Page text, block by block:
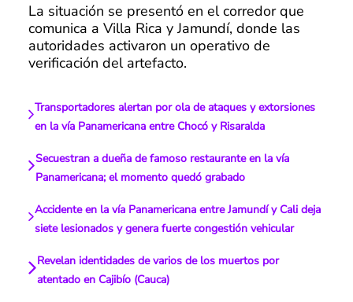
La situación se presentó en el corredor que
comunica a Villa Rica y Jamundí, donde las
autoridades activaron un operativo de
verificación del artefacto.
Transportadores alertan por ola de ataques y extorsiones
en la vía Panamericana entre Chocó y Risaralda
Secuestran a dueña de famoso restaurante en la vía
Panamericana; el momento quedó grabado
Accidente en la vía Panamericana entre Jamundí y Cali deja
siete lesionados y genera fuerte congestión vehicular
Revelan identidades de varios de los muertos por
atentado en Cajibío (Cauca)